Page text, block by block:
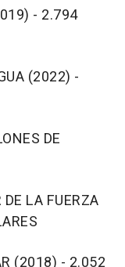
- 2.794
(2022) -
DE
LA FUERZA